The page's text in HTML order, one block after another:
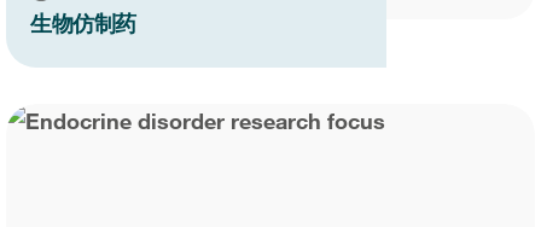
生物仿制药